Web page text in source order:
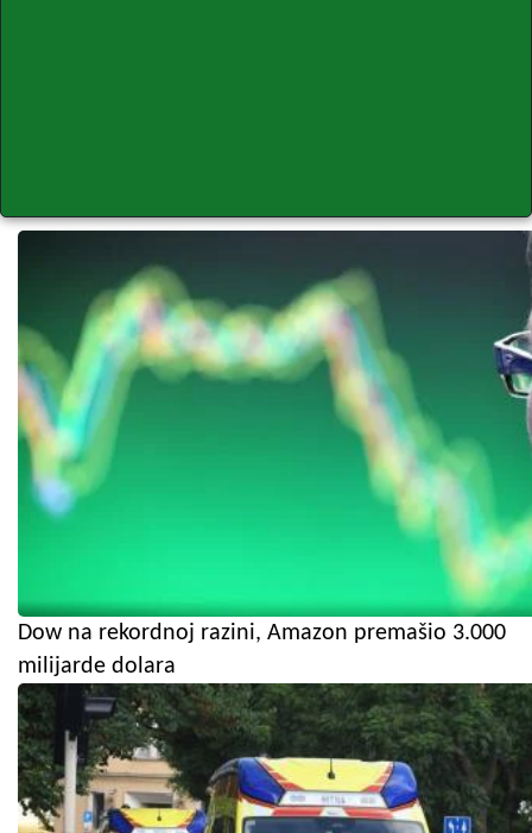
Dow na rekordnoj razini, Amazon premašio 3.000
milijarde dolara